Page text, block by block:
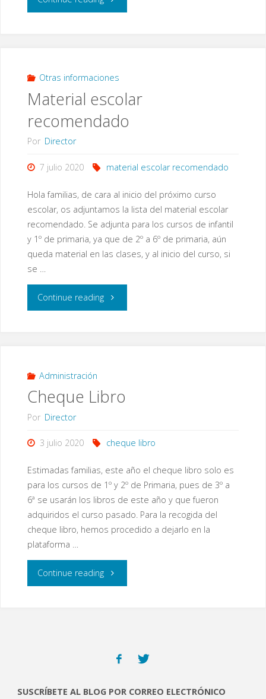
individualizadas
al
transporte
Otras informaciones
Material escolar
recomendado
Por Director
7 julio 2020 material escolar recomendado
Hola familias, de cara al inicio del próximo curso
escolar, os adjuntamos la lista del material escolar
recomendado. Se adjunta para los cursos de infantil
y 1º de primaria, ya que de 2º a 6º de primaria, aún
queda material en las clases, y al inicio del curso, si
se …
Continue reading"Material
Administración
Cheque Libro
Por Director
3 julio 2020 cheque libro
Estimadas familias, este año el cheque libro solo es
para los cursos de 1º y 2º de Primaria, pues de 3º a
6ª se usarán los libros de este año y que fueron
adquiridos el curso pasado. Para la recogida del
cheque libro, hemos procedido a dejarlo en la
plataforma …
Continue reading"Cheque
SUSCRÍBETE AL BLOG POR CORREO ELECTRÓNICO